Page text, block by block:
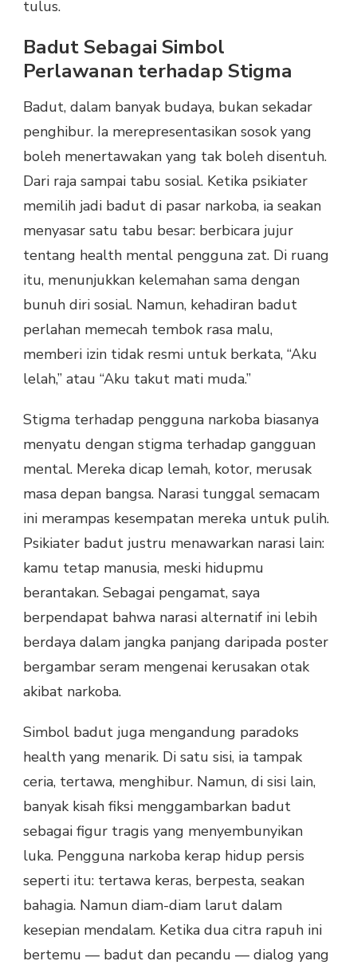
tulus.
Badut Sebagai Simbol
Perlawanan terhadap Stigma
Badut, dalam banyak budaya, bukan sekadar
penghibur. Ia merepresentasikan sosok yang
boleh menertawakan yang tak boleh disentuh.
Dari raja sampai tabu sosial. Ketika psikiater
memilih jadi badut di pasar narkoba, ia seakan
menyasar satu tabu besar: berbicara jujur
tentang health mental pengguna zat. Di ruang
itu, menunjukkan kelemahan sama dengan
bunuh diri sosial. Namun, kehadiran badut
perlahan memecah tembok rasa malu,
memberi izin tidak resmi untuk berkata, “Aku
lelah,” atau “Aku takut mati muda.”
Stigma terhadap pengguna narkoba biasanya
menyatu dengan stigma terhadap gangguan
mental. Mereka dicap lemah, kotor, merusak
masa depan bangsa. Narasi tunggal semacam
ini merampas kesempatan mereka untuk pulih.
Psikiater badut justru menawarkan narasi lain:
kamu tetap manusia, meski hidupmu
berantakan. Sebagai pengamat, saya
berpendapat bahwa narasi alternatif ini lebih
berdaya dalam jangka panjang daripada poster
bergambar seram mengenai kerusakan otak
akibat narkoba.
Simbol badut juga mengandung paradoks
health yang menarik. Di satu sisi, ia tampak
ceria, tertawa, menghibur. Namun, di sisi lain,
banyak kisah fiksi menggambarkan badut
sebagai figur tragis yang menyembunyikan
luka. Pengguna narkoba kerap hidup persis
seperti itu: tertawa keras, berpesta, seakan
bahagia. Namun diam-diam larut dalam
kesepian mendalam. Ketika dua citra rapuh ini
bertemu — badut dan pecandu — dialog yang